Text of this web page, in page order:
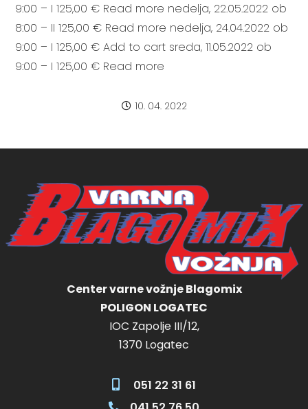
9:00 – I 125,00 € Read more nedelja, 22.05.2022 ob
8:00 – II 125,00 € Read more nedelja, 24.04.2022 ob
9:00 – I 125,00 € Add to cart sreda, 11.05.2022 ob
9:00 – I 125,00 € Read more
10. 04. 2022
Center varne vožnje Blagomix
POLIGON LOGATEC
IOC Zapolje III/12,
1370 Logatec
051 22 31 61